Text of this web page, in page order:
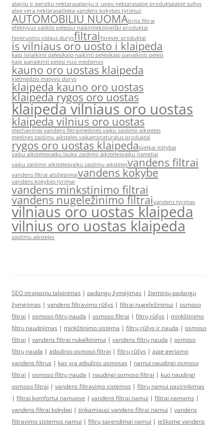
alaviju ir persiku nektarasalaviju ir uogu nektarasaloe produktaialoe sultys
aloe vera nektarasatlieka vandens kokybes tyrimus
AUTOMOBILIU NUOMAbrita filtrai
efektyvus valiklis pelesiui naikintiekologiški produktai
faneruotos vidaus durysfiltraiforever produktai
is vilniaus oro uosto i klaipeda
kaip isnaikinti pelesikaip naikinti pelesikaip panaikinti pelesi
kaip panaikinti pelesi nuo medienos
kauno oro uostas klaipeda
kietmedzio masyvo durys
klaipeda kauno oro uostas
klaipeda rygos oro uostas
klaipeda vilniaus oro uostas
klaipeda vilnius oro uostas
mechaniniai vandens filtraimedines vaiku zaidimo aiksteles
medines zaidimu aiksteles vaikamsnaturalus produktai
rygos oro uostas klaipedasveikai mitybai
vaiku aikstelesvaiku lauko zaidimo aikstelesvaiku nameliai
vaiku zaidimo aikstelesvaiku zaidimu aikstelesvandens filtrai
vandens filtrai atsiliepimaivandens kokybe
vandens kokybės tyrimai
vandens minkstinimo filtrai
vandens nugeležinimo filtraivandens tyrimas
vilniaus oro uostas klaipeda
vilnius oro uostas klaipeda
zaidimu aiksteles
SEO straipsniu talpinimas | padangų žymėjimas | žieminių padangų
žymėjimas | vandens filtravimo rūšys | filtrai nugeležinimui | osmoso
filtrai | osmoso filtrų nauda | osmoso filtrai | filtrų rūšys | minkštinimo
filtrų naudojimas | minkštinimo sistema | filtrų rūšys ir nauda | osmoso
filtrai | vandens filtrai nukalkinimui | vandens filtrų nauda | osmoso
filtrų nauda | atbulinio osmoso filtrai | filtrų rūšys | apie geriamo
vandens filtrus | kas yra atbulinis osmosas | namui naudingi osmoso
filtrai | osmoso filtrų nauda | naudingi osmoso filtrai | kuo naudingi
osmoso filtrai | vandens filtravimo sistemos | filtrų namui pasirinkimas
| filtrai komfortui namuose | vandens filtrai namui | filtrai namams |
vandens filtrai kokybei | tinkamiausi vandens filtrai namui | vandens
filtravimo sistemos namui | filtrų sprendimai namui | ieškome vandens